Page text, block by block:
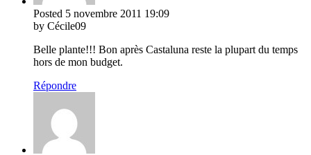
Posted 5 novembre 2011 19:09
by Cécile09
Belle plante!!! Bon après Castaluna reste la plupart du temps
hors de mon budget.
Répondre